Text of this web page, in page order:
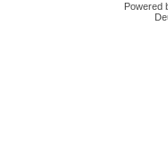
Powered